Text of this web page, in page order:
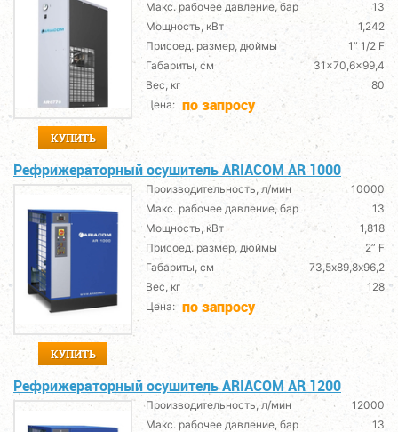
КУПИТЬ
Макс. рабочее давление, бар
13
Мощность, кВт
1,242
Присоед. размер, дюймы
1” 1/2 F
Габариты, см
31x70,6x99,4
Вес, кг
80
Цена: по запросу
Рефрижераторный осушитель ARIACOM AR 1000
КУПИТЬ
Производительность, л/мин
10000
Макс. рабочее давление, бар
13
Мощность, кВт
1,818
Присоед. размер, дюймы
2” F
Габариты, см
73,5х89,8х96,2
Вес, кг
128
Цена: по запросу
Рефрижераторный осушитель ARIACOM AR 1200
Производительность, л/мин
12000
Макс. рабочее давление, бар
13